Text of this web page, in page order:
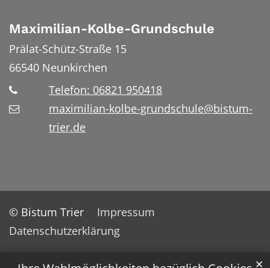
✕
Maximilian-Kolbe-Grundschule
Prälat-Schütz-Straße 15
66540 Neunkirchen
Telefon: 06821 950418
maximilian-kolbe-grundschule@bistum-
trier.de
© Bistum Trier
Impressum
Datenschutzerklärung